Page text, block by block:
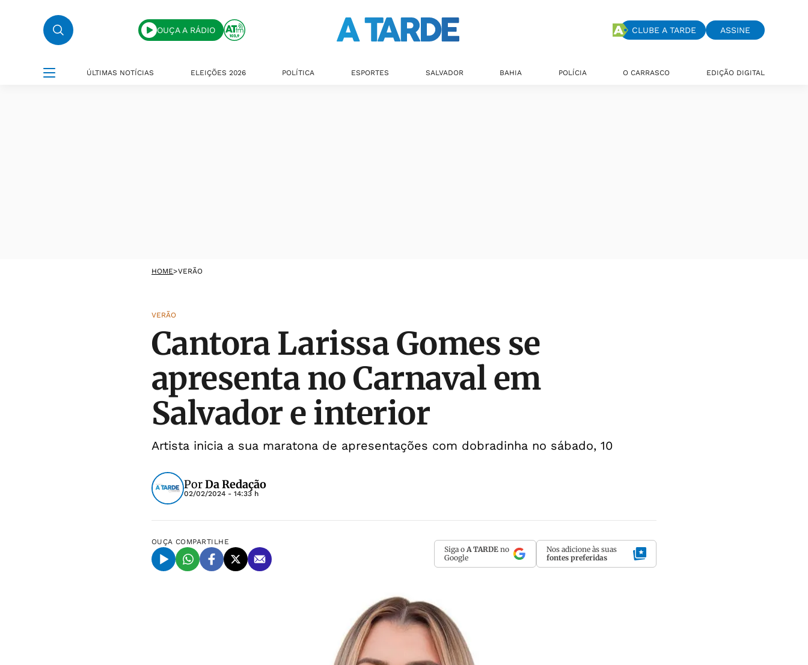
OUÇA A RÁDIO CLUBE A TARDE ASSINE
ÚLTIMAS NOTÍCIAS ELEIÇÕES 2026 POLÍTICA ESPORTES SALVADOR BAHIA POLÍCIA O CARRASCO EDIÇÃO DIGITAL
HOME>VERÃO
VERÃO
Cantora Larissa Gomes se
apresenta no Carnaval em
Salvador e interior
Artista inicia a sua maratona de apresentações com dobradinha no sábado, 10
PorDa Redação
02/02/2024 - 14:33 h
OUÇA COMPARTILHE
Siga o A TARDE no
Google
Nos adicione às suas
fontes preferidas